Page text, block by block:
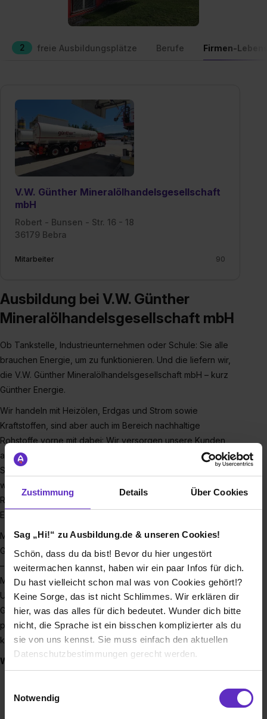
Zustimmung Details Über Cookies
Sag „Hi!“ zu Ausbildung.de & unseren Cookies!
Schön, dass du da bist! Bevor du hier ungestört
weitermachen kannst, haben wir ein paar Infos für dich.
Du hast vielleicht schon mal was von Cookies gehört!?
Keine Sorge, das ist nicht Schlimmes. Wir erklären dir
hier, was das alles für dich bedeutet. Wunder dich bitte
nicht, die Sprache ist ein bisschen komplizierter als du
sie von uns kennst. Sie muss einfach den aktuellen
Datenschutzbestimmungen gerecht werden.
Notwendig
2 freie Ausbildungsplätze Berufe Firmen-
V.W. Günther Mineralölhandelsgesellschaft
mbH
Robert - Bunsen - Str. 16 - 18
36179 Bebra
Mitarbeiter 90
Ausbildung bei V.W. Günther
Mineralölhandelsgesellschaft mbH
Ob Tankstelle, Industrieunternehmen oder Schule: Sie alle
brauchen Energie, um zu funktionieren. Und die liefern wir,
die V.W. Günther Mineralölhandelsgesellschaft mbH – kurz
Günther Energie.
Wir handeln mit Heizölen, Erdgas und Strom sowie
Kraftstoffen, sind aber auch im Bereich nachhaltige
Rohstoffe vorne mit dabei: Wir versorgen unsere Kunden
auch mit Strom aus regenerativen Quellen wie Wind und
Sonne und mit wärmenden Holzpellets. Außerdem vertreiben
wir Schmierstoffe, die unter anderem zur Verringerung von
Reibung und Verschleiß in allen Arten von Maschinen zum
Einsatz kommen.
Mit dem, was wir tun, haben wir jahrzehntelange Erfahrung:
Günther Energie ist seit fast 100 Jahren erfolgreich am Markt
– immer noch als unabhängiges Familienunternehmen.
Mittlerweile sind wir 90 Mitarbeiterinnen und Mitarbeiter.
Unser Hauptsitz ist in Bebra, eine Niederlassung in
Gotha/Schwabhausen. So können wir gewerbliche und
private Kunden in Nordhessen und Thüringen versorgen. Du
könntest uns dabei unterstützen!
Wir suchen Auszubildende für folgende Berufe:
Außenhandelsmanagement Schwerpunkt Großhandel